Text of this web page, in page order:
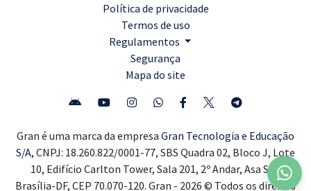
Política de privacidade
Termos de uso
Regulamentos
Segurança
Mapa do site
Gran é uma marca da empresa Gran Tecnologia e Educação
S/A, CNPJ: 18.260.822/0001-77, SBS Quadra 02, Bloco J, Lote
10, Edifício Carlton Tower, Sala 201, 2º Andar, Asa Sul,
Brasília-DF, CEP 70.070-120. Gran - 2026 © Todos os direitos